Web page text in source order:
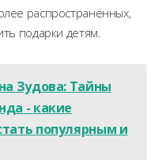
распространённых,
подарки детям.
Зудова: Тайны
- какие
популярным и